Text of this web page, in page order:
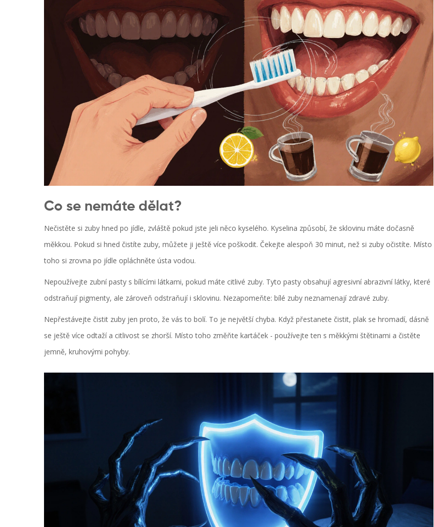
Co se nemáte dělat?
Nečistěte si zuby hned po jídle, zvláště pokud jste jeli něco kyselého. Kyselina způsobí, že sklovinu máte dočasně
měkkou. Pokud si hned čistíte zuby, můžete ji ještě více poškodit. Čekejte alespoň 30 minut, než si zuby očistíte. Místo
toho si zrovna po jídle opláchněte ústa vodou.
Nepoužívejte zubní pasty s bílícími látkami, pokud máte citlivé zuby. Tyto pasty obsahují agresivní abrazivní látky, které
odstraňují pigmenty, ale zároveň odstraňují i sklovinu. Nezapomeňte: bílé zuby neznamenají zdravé zuby.
Nepřestávejte čistit zuby jen proto, že vás to bolí. To je největší chyba. Když přestanete čistit, plak se hromadí, dásně
se ještě více odtaží a citlivost se zhorší. Místo toho změňte kartáček - používejte ten s měkkými štětinami a čistěte
jemně, kruhovými pohyby.